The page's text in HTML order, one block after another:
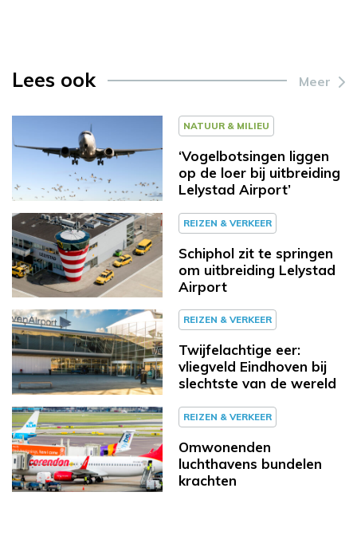
Lees ook Meer
NATUUR & MILIEU
‘Vogelbotsingen liggen
op de loer bij uitbreiding
Lelystad Airport’
REIZEN & VERKEER
Schiphol zit te springen
om uitbreiding Lelystad
Airport
REIZEN & VERKEER
Twijfelachtige eer:
vliegveld Eindhoven bij
slechtste van de wereld
REIZEN & VERKEER
Omwonenden
luchthavens bundelen
krachten